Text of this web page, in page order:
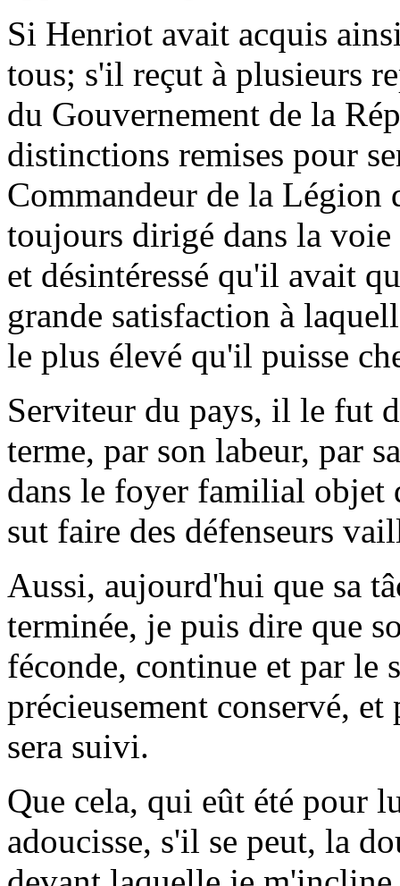
Si Henriot avait acquis
tous; s'il reçut à plusieurs
du Gouvernement de la
distinctions remises pour
Commandeur de la Légion
toujours dirigé dans la
et désintéressé qu'il avait
grande satisfaction à
le plus élevé qu'il puisse
Serviteur du pays, il le fut
terme, par son labeur, par
dans le foyer familial objet
sut faire des défenseurs
Aussi, aujourd'hui que sa
terminée, je puis dire que
féconde, continue et par le
précieusement conservé,
sera suivi.
Que cela, qui eût été pour
adoucisse, s'il se peut, la